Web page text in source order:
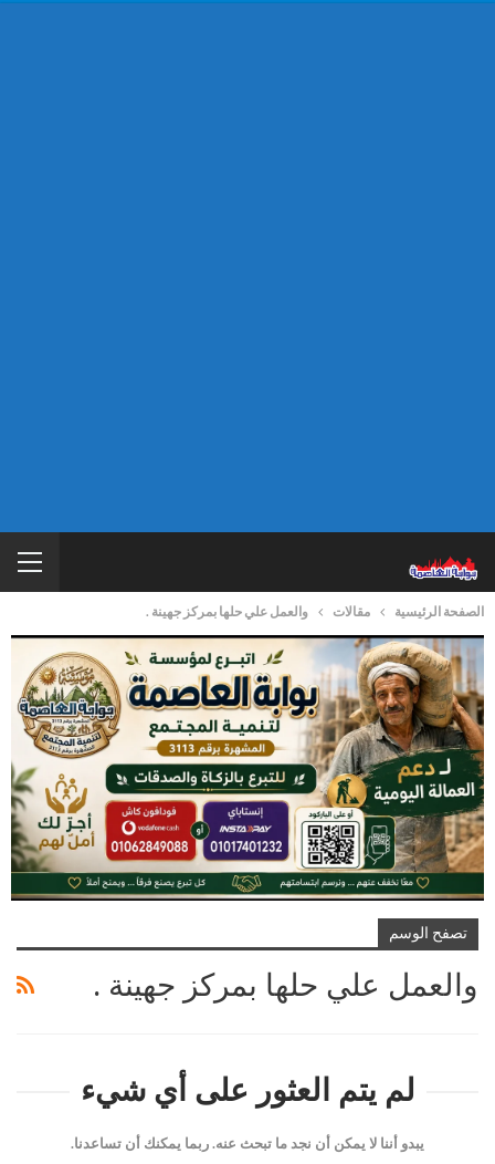
الصفحة الرئيسية مقالات والعمل علي حلها بمركز جهينة .
تصفح الوسم
والعمل علي حلها بمركز جهينة .
لم يتم العثور على أي شيء
يبدو أننا لا يمكن أن نجد ما تبحث عنه. ربما يمكنك أن تساعدنا.